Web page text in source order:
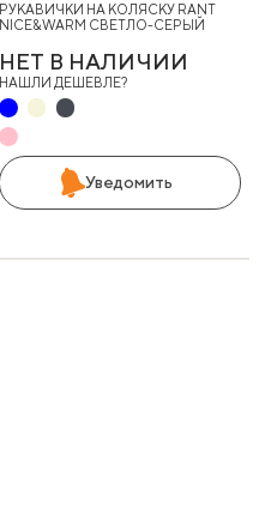
РУКАВИЧКИ НА КОЛЯСКУ RANT
NICE&WARM СВЕТЛО-СЕРЫЙ
НЕТ В НАЛИЧИИ
НАШЛИ ДЕШЕВЛЕ?
Уведомить